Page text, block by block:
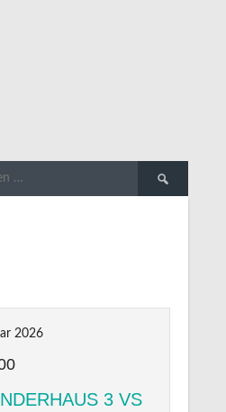
Suchen
2026
3 VS